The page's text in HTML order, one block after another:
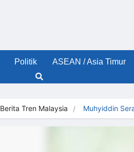
Politik ASEAN / Asia Timur
Berita Tren Malaysia Muhyiddin